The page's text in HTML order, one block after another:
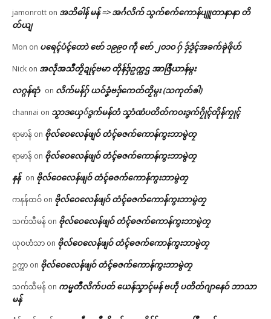
jamonrott on အဘိဓါန် မန် => အၚ်္ဂလိက် သွက်စက်ကောန်ပျူတာနာနာ တိ
တ်ယျ
Mon on ပရေၚ်ပံၚ်တောဲ ဗော် ၁၉၉၀ ကဵု ဗော် ၂၀၁၀ ဂှ် ဒှ်ဒၟံၚ်အခက်ခုဲဖိုဟ်
Nick on အလဵုအသဳတၟိဍုၚ်ဗမာ တိုန်ဒှ်ဥက္ကဌ အာဇြဳယာန်မ္ဂး
လဂ္ဂန်ရာံ on လိက်မန်ဂှ် ယဝ်ခၞံဗဒှ်ကေတ်တၟိမ္ဂး (သကုတ်ၜါ)
channai on သၟာဒယှေ်ဒွက်မန်တံ သၞာံဏံပတိတ်ကဝးဒွက်ဂၠိုၚ်တိုန်ကၠုၚ်
ရာမာန် on ဗိုလ်ဝေလေန်ဖျဝ် တံၚ်ဓဇက်ကောန်ကွးဘာမွဲတၠ
ရာမာန် on ဗိုလ်ဝေလေန်ဖျဝ် တံၚ်ဓဇက်ကောန်ကွးဘာမွဲတၠ
နန် on ဗိုလ်ဝေလေန်ဖျဝ် တံၚ်ဓဇက်ကောန်ကွးဘာမွဲတၠ
ကနန်ထဝ် on ဗိုလ်ဝေလေန်ဖျဝ် တံၚ်ဓဇက်ကောန်ကွးဘာမွဲတၠ
သက်သီမန် on ဗိုလ်ဝေလေန်ဖျဝ် တံၚ်ဓဇက်ကောန်ကွးဘာမွဲတၠ
ယုဝဟံသာ on ဗိုလ်ဝေလေန်ဖျဝ် တံၚ်ဓဇက်ကောန်ကွးဘာမွဲတၠ
ဥက္ကာ on ဗိုလ်ဝေလေန်ဖျဝ် တံၚ်ဓဇက်ကောန်ကွးဘာမွဲတၠ
သက်သီမန် on ကမ္မတဳလိက်ပတ် ယေန်သၞာၚ်မန် ဗဟဵု ပတိတ်ဂျာနေဝ် ဘာသာ
မန်